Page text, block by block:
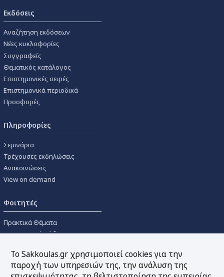
Εκδόσεις
Αναζήτηση εκδόσεων
Νέες κυκλοφορίες
Συγγραφείς
Θεματικός κατάλογος
Επιστημονικές σειρές
Επιστημονικά περιοδικά
Προσφορές
Πληροφορίες
Σεμινάρια
Τρέχουσες εκδηλώσεις
Ανακοινώσεις
View on demand
Φοιτητές
Πρακτικά Θέματα
Οικονομικοί Κώδικες
Συγγραμμάτων
Το Sakkoulas.gr χρησιμοποιεί cookies για την
παροχή των υπηρεσιών της, την ανάλυση της